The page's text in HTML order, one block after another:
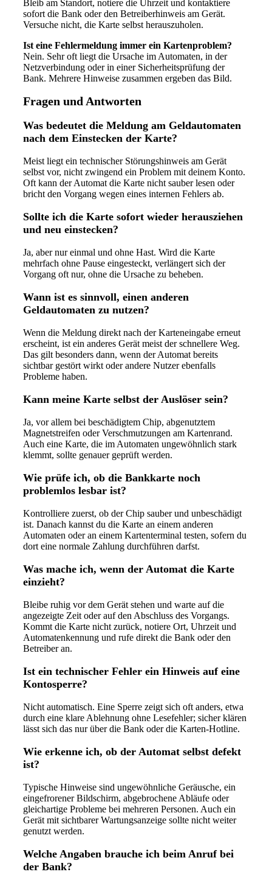
Bleib am Standort, notiere die Uhrzeit und kontaktiere
sofort die Bank oder den Betreiberhinweis am Gerät.
Versuche nicht, die Karte selbst herauszuholen.
Ist eine Fehlermeldung immer ein Kartenproblem?
Nein. Sehr oft liegt die Ursache im Automaten, in der
Netzverbindung oder in einer Sicherheitsprüfung der
Bank. Mehrere Hinweise zusammen ergeben das Bild.
Fragen und Antworten
Was bedeutet die Meldung am Geldautomaten
nach dem Einstecken der Karte?
Meist liegt ein technischer Störungshinweis am Gerät
selbst vor, nicht zwingend ein Problem mit deinem Konto.
Oft kann der Automat die Karte nicht sauber lesen oder
bricht den Vorgang wegen eines internen Fehlers ab.
Sollte ich die Karte sofort wieder herausziehen
und neu einstecken?
Ja, aber nur einmal und ohne Hast. Wird die Karte
mehrfach ohne Pause eingesteckt, verlängert sich der
Vorgang oft nur, ohne die Ursache zu beheben.
Wann ist es sinnvoll, einen anderen
Geldautomaten zu nutzen?
Wenn die Meldung direkt nach der Karteneingabe erneut
erscheint, ist ein anderes Gerät meist der schnellere Weg.
Das gilt besonders dann, wenn der Automat bereits
sichtbar gestört wirkt oder andere Nutzer ebenfalls
Probleme haben.
Kann meine Karte selbst der Auslöser sein?
Ja, vor allem bei beschädigtem Chip, abgenutztem
Magnetstreifen oder Verschmutzungen am Kartenrand.
Auch eine Karte, die im Automaten ungewöhnlich stark
klemmt, sollte genauer geprüft werden.
Wie prüfe ich, ob die Bankkarte noch
problemlos lesbar ist?
Kontrolliere zuerst, ob der Chip sauber und unbeschädigt
ist. Danach kannst du die Karte an einem anderen
Automaten oder an einem Kartenterminal testen, sofern du
dort eine normale Zahlung durchführen darfst.
Was mache ich, wenn der Automat die Karte
einzieht?
Bleibe ruhig vor dem Gerät stehen und warte auf die
angezeigte Zeit oder auf den Abschluss des Vorgangs.
Kommt die Karte nicht zurück, notiere Ort, Uhrzeit und
Automatenkennung und rufe direkt die Bank oder den
Betreiber an.
Ist ein technischer Fehler ein Hinweis auf eine
Kontosperre?
Nicht automatisch. Eine Sperre zeigt sich oft anders, etwa
durch eine klare Ablehnung ohne Lesefehler; sicher klären
lässt sich das nur über die Bank oder die Karten-Hotline.
Wie erkenne ich, ob der Automat selbst defekt
ist?
Typische Hinweise sind ungewöhnliche Geräusche, ein
eingefrorener Bildschirm, abgebrochene Abläufe oder
gleichartige Probleme bei mehreren Personen. Auch ein
Gerät mit sichtbarer Wartungsanzeige sollte nicht weiter
genutzt werden.
Welche Angaben brauche ich beim Anruf bei
der Bank?